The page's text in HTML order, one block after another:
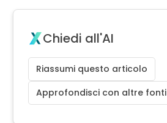
Chiedi all'AI
Riassumi questo articolo
Approfondisci con altre fonti